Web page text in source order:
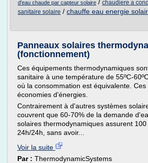
d'eau chaude par capteur solaire / chaudiere a
sanitaire solaire / chauffe eau energie
Panneaux solaires
(fonctionnement)
Ces équipements thermodynamiques
sanitaire à une température de 55ºC-
où la consommation est équivalente.
économies d'énergies.
Contrairement à d'autres systèmes
couvrent que 60-70% de la demande
solaires thermodynamiques assurent
24h/24h, sans avoir...
Voir la suite
Par : ThermodynamicSystems